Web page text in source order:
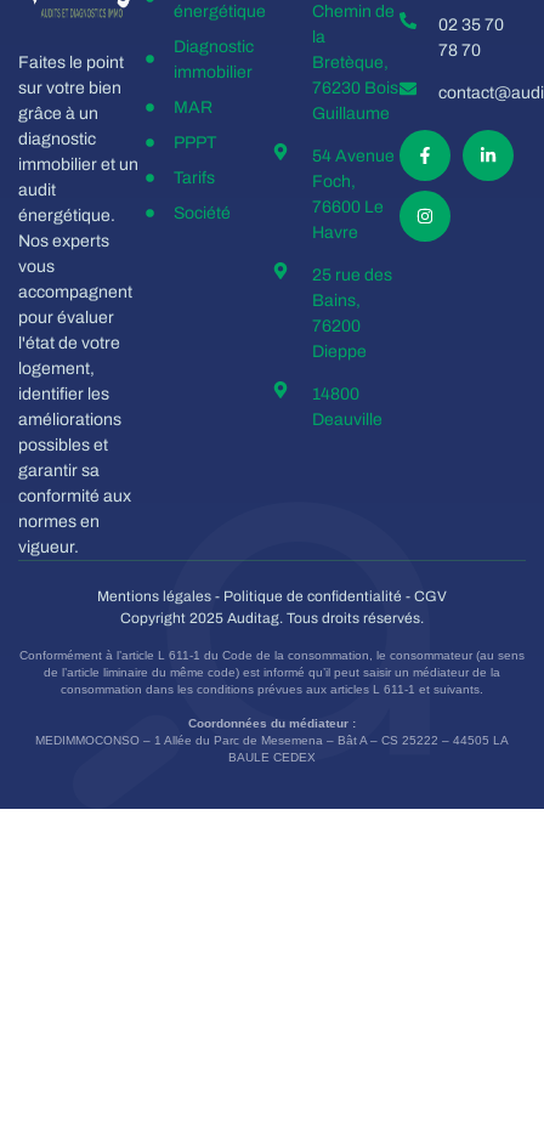
Faites le point
sur votre bien
grâce à un
diagnostic
immobilier et un
audit
énergétique.
Nos experts
vous
accompagnent
pour évaluer
l'état de votre
logement,
identifier les
améliorations
possibles et
garantir sa
conformité aux
normes en
vigueur.
énergétique
Diagnostic
immobilier
MAR
PPPT
Tarifs
Société
Chemin de
la
Bretèque,
76230 Bois
Guillaume
54 Avenue
Foch,
76600 Le
Havre
25 rue des
Bains,
76200
Dieppe
14800
Deauville
02 35 70
78 70
Mentions légales - Politique de confidentialité - CGV
Copyright 2025 Auditag. Tous droits réservés.
Conformément à l’article L 611-1 du Code de la consommation, le consommateur (au sens
de l’article liminaire du même code) est informé qu’il peut saisir un médiateur de la
consommation dans les conditions prévues aux articles L 611-1 et suivants.
Coordonnées du médiateur :
MEDIMMOCONSO – 1 Allée du Parc de Mesemena – Bât A – CS 25222 – 44505 LA
BAULE CEDEX